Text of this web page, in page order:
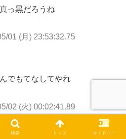
っ黒だろうね
01 (月) 23:53:32.75
でもてなしてやれ
02 (火) 00:02:41.89
検索 トップ サイドバー